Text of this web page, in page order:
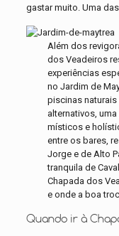
gastar muito. Uma
Além dos
dos Veadeiros
experiências
no Jardim de
piscinas naturais
alternativos,
místicos e
entre os bares,
Jorge e de Alto
tranquila de
Chapada dos
e onde a boa
Quando ir à